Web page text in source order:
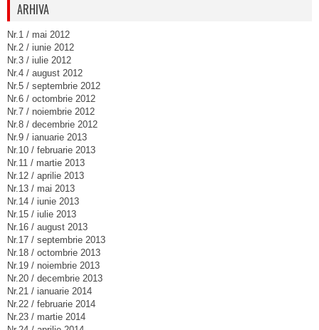
ARHIVA
Nr.1 / mai 2012
Nr.2 / iunie 2012
Nr.3 / iulie 2012
Nr.4 / august 2012
Nr.5 / septembrie 2012
Nr.6 / octombrie 2012
Nr.7 / noiembrie 2012
Nr.8 / decembrie 2012
Nr.9 / ianuarie 2013
Nr.10 / februarie 2013
Nr.11 / martie 2013
Nr.12 / aprilie 2013
Nr.13 / mai 2013
Nr.14 / iunie 2013
Nr.15 / iulie 2013
Nr.16 / august 2013
Nr.17 / septembrie 2013
Nr.18 / octombrie 2013
Nr.19 / noiembrie 2013
Nr.20 / decembrie 2013
Nr.21 / ianuarie 2014
Nr.22 / februarie 2014
Nr.23 / martie 2014